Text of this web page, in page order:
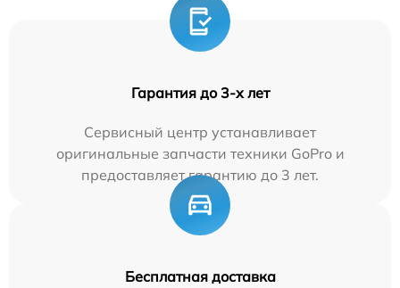
Гарантия до 3-х лет
Сервисный центр устанавливает
оригинальные запчасти техники GoPro и
предоставляет гарантию до 3 лет.
Бесплатная доставка